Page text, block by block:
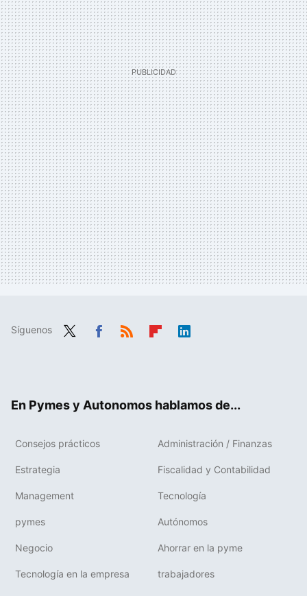
Síguenos
En Pymes y Autonomos hablamos de...
Consejos prácticos Administración / Finanzas
Estrategia Fiscalidad y Contabilidad
Management Tecnología
pymes Autónomos
Negocio Ahorrar en la pyme
Tecnología en la empresa trabajadores